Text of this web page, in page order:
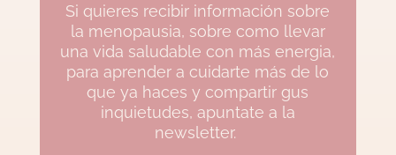
Si quieres recibir información sobre
la menopausia, sobre como llevar
una vida saludable con más energia,
para aprender a cuidarte más de lo
que ya haces y compartir gus
inquietudes, apuntate a la
newsletter.